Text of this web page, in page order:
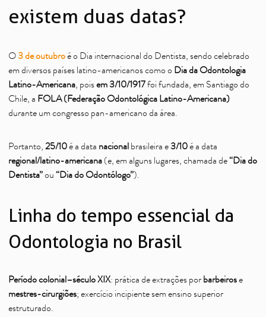
existem duas datas?
O3 de outubroé o Dia internacional do Dentista, sendo celebrado
em diversos países latino-americanos como o Dia da Odontologia
Latino-Americana, poisem 3/10/1917 foi fundada, em Santiago do
Chile, a FOLA (Federação Odontológica Latino-Americana)
durante um congresso pan-americano da área.
Portanto, 25/10é a data nacional brasileira e3/10é a data
regional/latino-americana (e, em alguns lugares, chamada de “Dia do
Dentista”ou “Dia do Odontólogo”).
Linha do tempo essencial da
Odontologia no Brasil
Período colonial–século XIX: prática de extrações por barbeirose
mestres-cirurgiões; exercício incipiente sem ensino superior
estruturado.